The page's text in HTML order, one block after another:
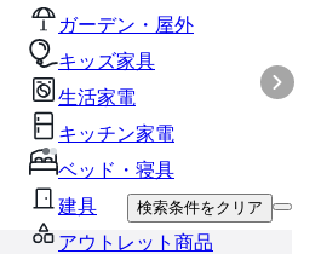
ガーデン・屋外
キッズ家具
生活家電
キッチン家電
ベッド・寝具
建具
アウトレット商品
検索条件をクリア